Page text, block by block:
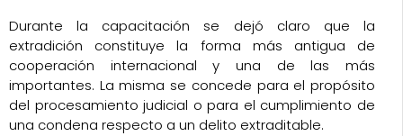
Durante la capacitación se dejó claro que la
extradición constituye la forma más antigua de
cooperación internacional y una de las más
importantes. La misma se concede para el propósito
del procesamiento judicial o para el cumplimiento de
una condena respecto a un delito extraditable.